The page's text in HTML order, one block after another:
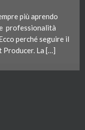
più aprendo
professionalità
perché seguire il
La […]